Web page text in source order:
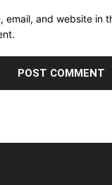
email, and website in